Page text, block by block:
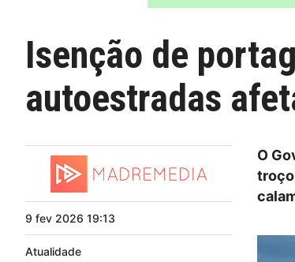
Isenção de
autoestradas
9 fev 2026 19:13
Atualidade
O